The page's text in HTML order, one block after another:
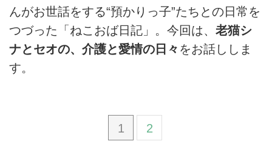
んがお世話をする“預かりっ子”たちとの日常を
つづった「ねこおば日記」。今回は、 老猫シ
ナとセオの、介護と愛情の日々 をお話ししま
す。
1 2